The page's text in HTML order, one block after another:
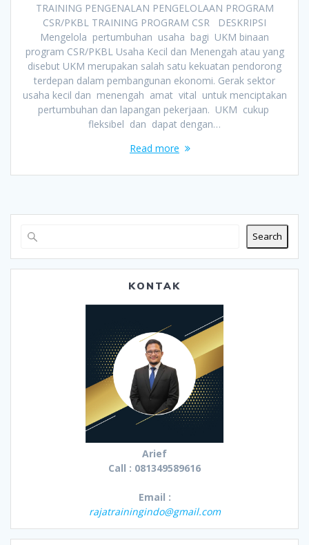
TRAINING PENGENALAN PENGELOLAAN PROGRAM
CSR/PKBL TRAINING PROGRAM CSR DESKRIPSI
Mengelola pertumbuhan usaha bagi UKM binaan
program CSR/PKBL Usaha Kecil dan Menengah atau yang
disebut UKM merupakan salah satu kekuatan pendorong
terdepan dalam pembangunan ekonomi. Gerak sektor
usaha kecil dan menengah amat vital untuk menciptakan
pertumbuhan dan lapangan pekerjaan. UKM cukup
fleksibel dan dapat dengan…
Read more
Search
KONTAK
Arief
Call : 081349589616
Email :
rajatrainingindo@gmail.com